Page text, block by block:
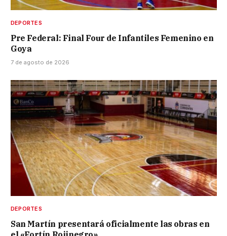
DEPORTES
Pre Federal: Final Four de Infantiles Femenino en
Goya
7 de agosto de 2026
DEPORTES
San Martín presentará oficialmente las obras en